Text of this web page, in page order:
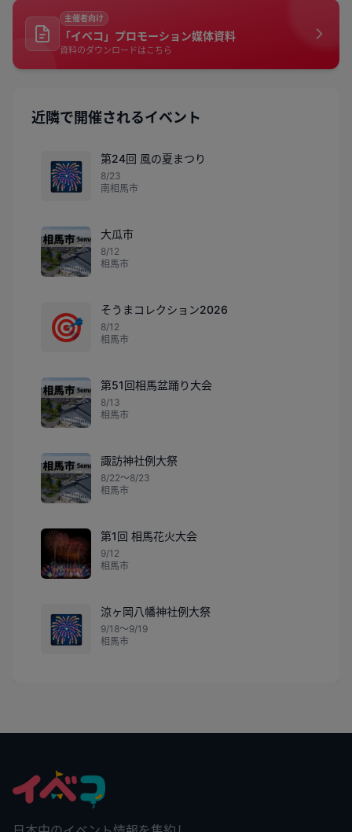
主催者向け
「イベコ」プロモーション媒体資料
資料のダウンロードはこちら
近隣で開催されるイベント
🎆
第24回 風の夏まつり
8/23
南相馬市
大瓜市
8/12
相馬市
🎯
そうまコレクション2026
8/12
相馬市
第51回相馬盆踊り大会
8/13
相馬市
諏訪神社例大祭
8/22〜8/23
相馬市
第1回 相馬花火大会
9/12
相馬市
🎆
涼ヶ岡八幡神社例大祭
9/18〜9/19
相馬市